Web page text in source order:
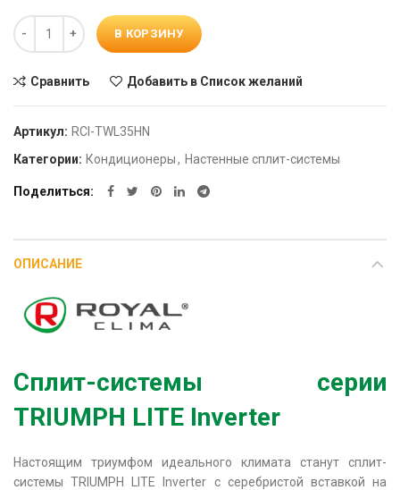
Количество
В КОРЗИНУ
Сравнить Добавить в Список желаний
Артикул: RCI-TWL35HN
Категории: Кондиционеры, Настенные сплит-системы
Поделиться
ОПИСАНИЕ
Сплит-системы серии
TRIUMPH LITE Inverter
Настоящим триумфом идеального климата станут сплит-
системы TRIUMPH LITE Inverter с серебристой вставкой на